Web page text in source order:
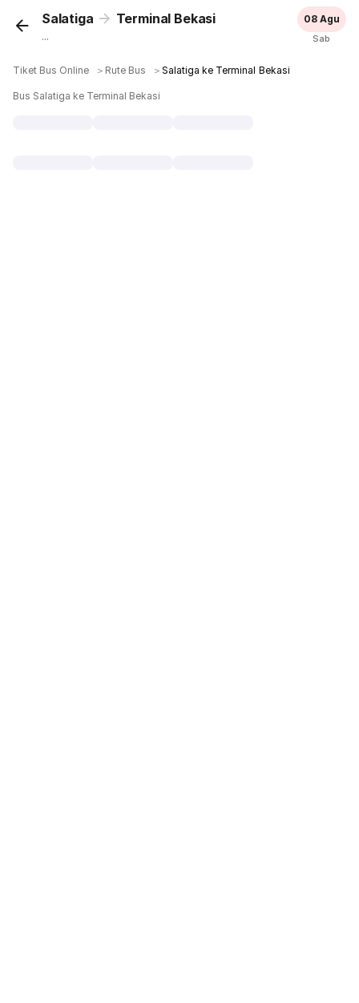
Salatiga Terminal Bekasi
...
08 Agu
Sab
Tiket Bus Online ＞ Rute Bus ＞ Salatiga ke Terminal Bekasi
Bus Salatiga ke Terminal Bekasi